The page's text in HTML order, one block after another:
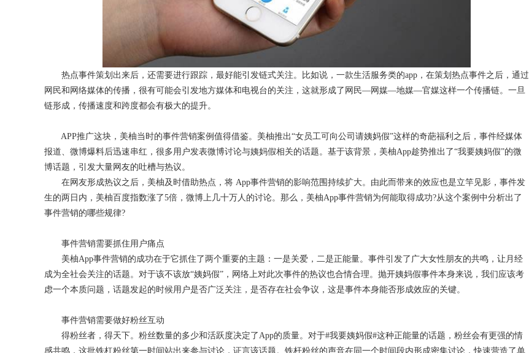
热点事件策划出来后，还需要进行跟踪，最好能引发链式关注。比如说，一款生活服务类的app，在策划热点事件之后，通过
网民和网络媒体的传播，很有可能会引发地方媒体和电视台的关注，这就形成了网民—网媒—地媒—官媒这样一个传播链。一旦
链形成，传播速度和跨度都会有极大的提升。
APP推广这块，美柚当时的事件营销案例值得借鉴。美柚推出“女员工可向公司请姨妈假”这样的奇葩福利之后，事件经媒体
报道、微博爆料后迅速串红，很多用户发表微博讨论与姨妈假相关的话题。基于该背景，美柚App趁势推出了“我要姨妈假”的微
博话题，引发大量网友的吐槽与热议。
在网友形成热议之后，美柚及时借助热点，将 App事件营销的影响范围持续扩大。由此而带来的效应也是立竿见影，事件发
生的两日内，美柚百度指数涨了5倍，微博上几十万人的讨论。那么，美柚App事件营销为何能取得成功?从这个案例中分析出了
事件营销的哪些规律?
事件营销需要抓住用户痛点
美柚App事件营销的成功在于它抓住了两个重要的主题：一是关爱，二是正能量。事件引发了广大女性朋友的共鸣，让月经
成为全社会关注的话题。对于该不该放“姨妈假”，网络上对此次事件的热议也合情合理。抛开姨妈假事件本身来说，我们应该考
虑一个本质问题，话题发起的时候用户是否广泛关注，是否存在社会争议，这是事件本身能否形成效应的关键。
事件营销需要做好粉丝互动
得粉丝者，得天下。粉丝数量的多少和活跃度决定了App的质量。对于#我要姨妈假#这种正能量的话题，粉丝会有更强的情
感共鸣，这批铁杠粉丝第一时间站出来参与讨论，证言该话题。铁杆粉丝的声音在同一个时间段内形成密集讨论，快速营造了单